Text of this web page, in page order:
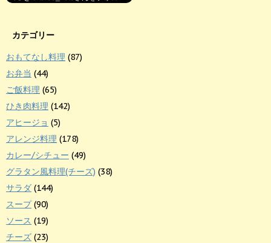
カテゴリー
おもてなし料理 (87)
お弁当 (44)
ご飯料理 (65)
ひき肉料理 (142)
アヒージョ (5)
アレンジ料理 (178)
カレー/シチュー (49)
グラタン風料理(チーズ) (38)
サラダ (144)
スープ(90)
ソース (19)
チーズ (23)